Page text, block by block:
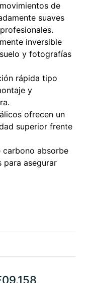
de
suaves
inversible
y fotografías
rápida tipo
y
ofrecen un
superior frente
carbono absorbe
para asegurar